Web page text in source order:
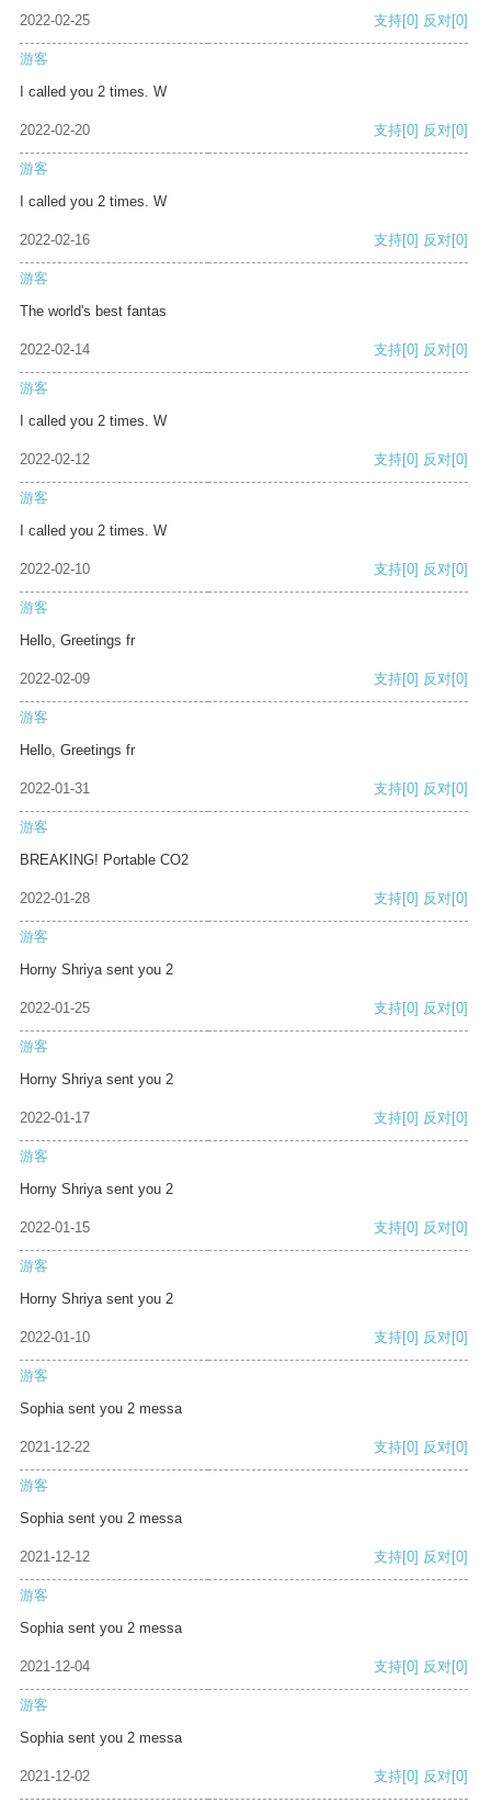
2022-02-25 支持[0] 反对[0]
游客
I called you 2 times. W
2022-02-20 支持[0] 反对[0]
游客
I called you 2 times. W
2022-02-16 支持[0] 反对[0]
游客
The world's best fantas
2022-02-14 支持[0] 反对[0]
游客
I called you 2 times. W
2022-02-12 支持[0] 反对[0]
游客
I called you 2 times. W
2022-02-10 支持[0] 反对[0]
游客
Hello, Greetings fr
2022-02-09 支持[0] 反对[0]
游客
Hello, Greetings fr
2022-01-31 支持[0] 反对[0]
游客
BREAKING! Portable CO2
2022-01-28 支持[0] 反对[0]
游客
Horny Shriya sent you 2
2022-01-25 支持[0] 反对[0]
游客
Horny Shriya sent you 2
2022-01-17 支持[0] 反对[0]
游客
Horny Shriya sent you 2
2022-01-15 支持[0] 反对[0]
游客
Horny Shriya sent you 2
2022-01-10 支持[0] 反对[0]
游客
Sophia sent you 2 messa
2021-12-22 支持[0] 反对[0]
游客
Sophia sent you 2 messa
2021-12-12 支持[0] 反对[0]
游客
Sophia sent you 2 messa
2021-12-04 支持[0] 反对[0]
游客
Sophia sent you 2 messa
2021-12-02 支持[0] 反对[0]